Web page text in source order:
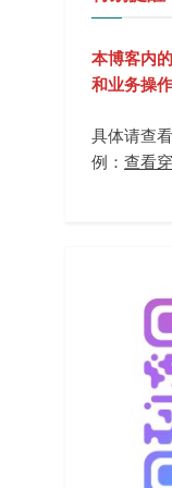
本博客内
和业务操
具体请查
例： 查看